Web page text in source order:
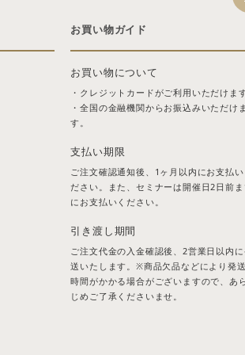
お買い物ガイド
お買い物について
・クレジットカードがご利用いただけます
・全国の金融機関からお振込みいただけま
す。
支払い期限
ご注文確認通知後、1ヶ月以内にお支払い
ださい。また、セミナーは開催日2日前
にお支払いください。
引き渡し期間
ご注文代金の入金確認後、2営業日以内
送いたします。※商品欠品などにより発
時間がかかる場合がございますので、あ
じめご了承くださいませ。